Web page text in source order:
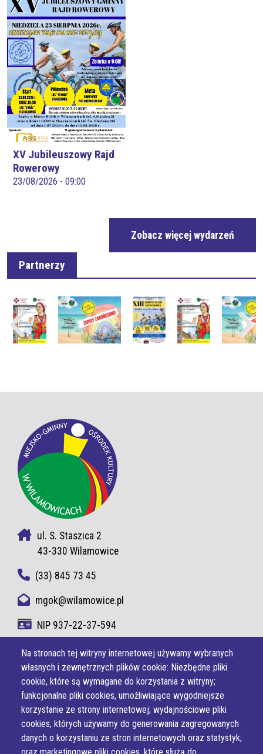
Na stronach tej witryny internetowej używamy wybranych
własnych i zewnętrznych plików cookie: Niezbędne pliki
cookie, które są wymagane do korzystania z witryny;
funkcjonalne pliki cookies, umożliwiające wygodniejsze
korzystanie ze strony internetowej; wydajnościowe pliki
cookies, których używamy do generowania zagregowanych
danych o korzystaniu ze stron internetowych oraz statystyk;
XV Jubileuszowy Rajd
Rowerowy
23/08/2026 - 09:00
Zobacz więcej wydarzeń
Partnerzy
ul. S. Staszica 2
43-330 Wilamowice
(33) 845 73 45
mgok@wilamowice.pl
NIP 937-22-37-594